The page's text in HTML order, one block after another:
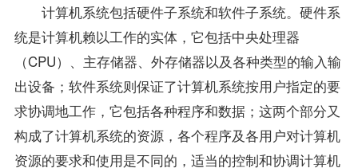
计算机系统包括硬件子系统和软件子系统。硬件系
统是计算机赖以工作的实体，它包括中央处理器
（CPU）、主存储器、外存储器以及各种类型的输入输
出设备；软件系统则保证了计算机系统按用户指定的要
求协调地工作，它包括各种程序和数据；这两个部分又
构成了计算机系统的资源，各个程序及各用户对计算机
资源的要求和使用是不同的，适当的控制和协调计算机